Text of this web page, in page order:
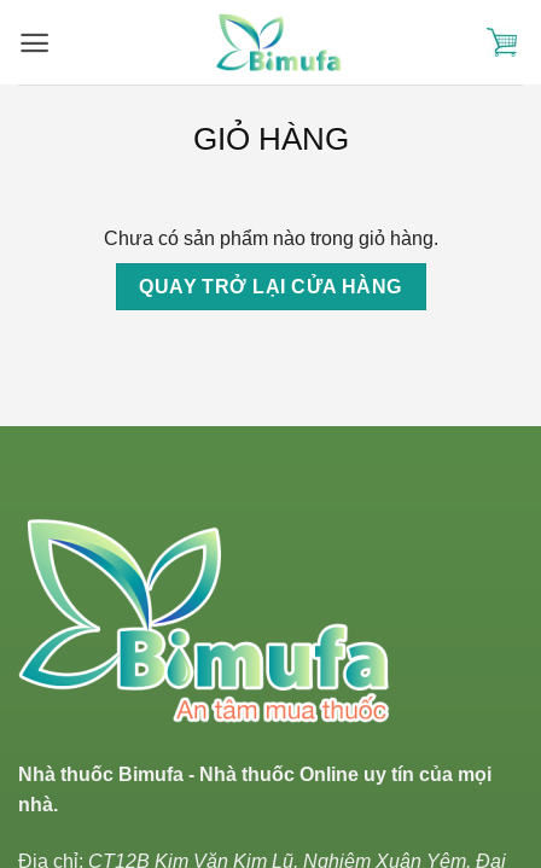
GIỎ HÀNG
Chưa có sản phẩm nào trong giỏ hàng.
QUAY TRỞ LẠI CỬA HÀNG
Nhà thuốc Bimufa - Nhà thuốc Online uy tín của mọi
nhà.
Địa chỉ: CT12B Kim Văn Kim Lũ, Nghiêm Xuân Yêm, Đại